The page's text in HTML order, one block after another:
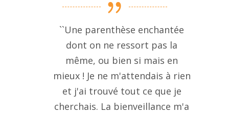
``Une parenthèse enchantée
dont on ne ressort pas la
même, ou bien si mais en
mieux ! Je ne m'attendais à rien
et j'ai trouvé tout ce que je
cherchais. La bienveillance m'a